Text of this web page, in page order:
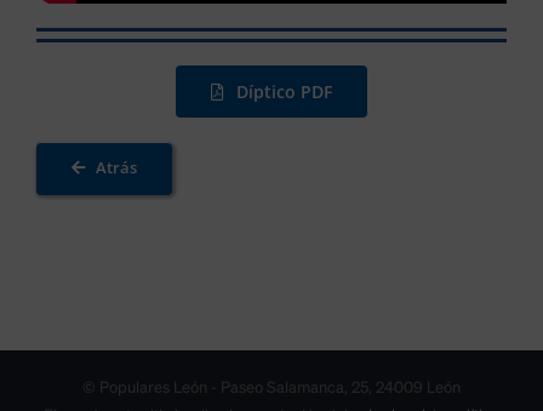
Díptico PDF
Atrás
© Populares León - Paseo Salamanca, 25, 24009 León